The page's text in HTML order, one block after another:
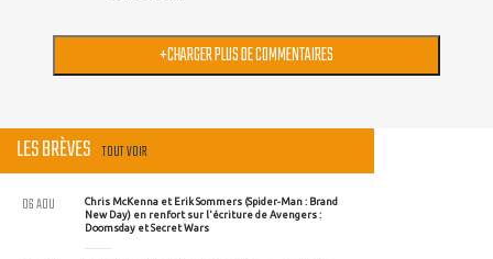
+CHARGER PLUS DE COMMENTAIRES
LES BRÈVES TOUT VOIR
Chris McKenna et Erik Sommers (Spider-Man : Brand
New Day) en renfort sur l'écriture de Avengers :
Doomsday et Secret Wars
06 AOU